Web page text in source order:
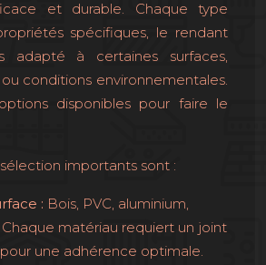
et durable. Chaque type
spécifiques, le rendant
adapté à certaines surfaces,
conditions environnementales.
disponibles pour faire le
importants sont :
: Bois, PVC, aluminium,
matériau requiert un joint
une adhérence optimale.